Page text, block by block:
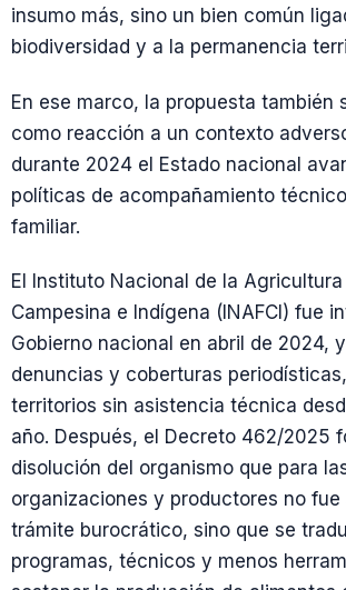
insumo más, sino un bien común
biodiversidad y a la permanencia
En ese marco, la propuesta también
como reacción a un contexto
durante 2024 el Estado nacional
políticas de acompañamiento
familiar.
El Instituto Nacional de la Agricultura
Campesina e Indígena (INAFCI) fue
Gobierno nacional en abril de 2024,
denuncias y coberturas
territorios sin asistencia técnica
año. Después, el Decreto 462/2025
disolución del organismo que para
organizaciones y productores no fue
trámite burocrático, sino que se
programas, técnicos y menos